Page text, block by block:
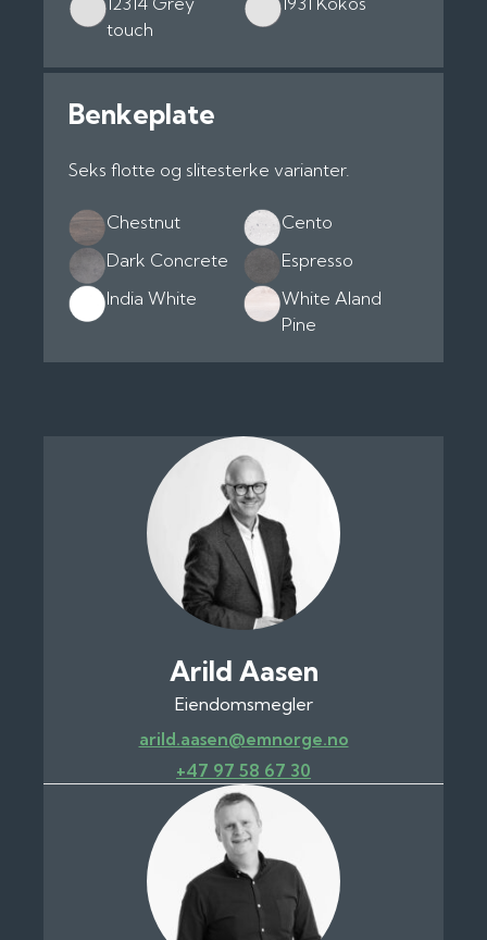
touch
Benkeplate
Seks flotte og slitesterke varianter.
Chestnut
Cento
Dark Concrete
Espresso
India White
White Aland
Pine
Arild Aasen
Eiendomsmegler
arild.aasen@emnorge.no
+47 97 58 67 30